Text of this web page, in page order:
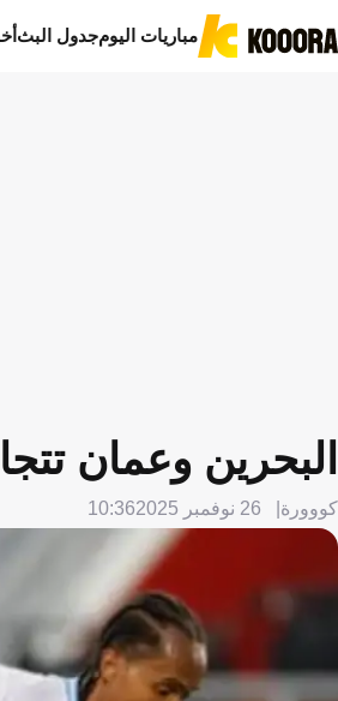
مباريات اليومجدول البث
البحرين وعمان
كووورة 26 نوفمبر 2025 10:36